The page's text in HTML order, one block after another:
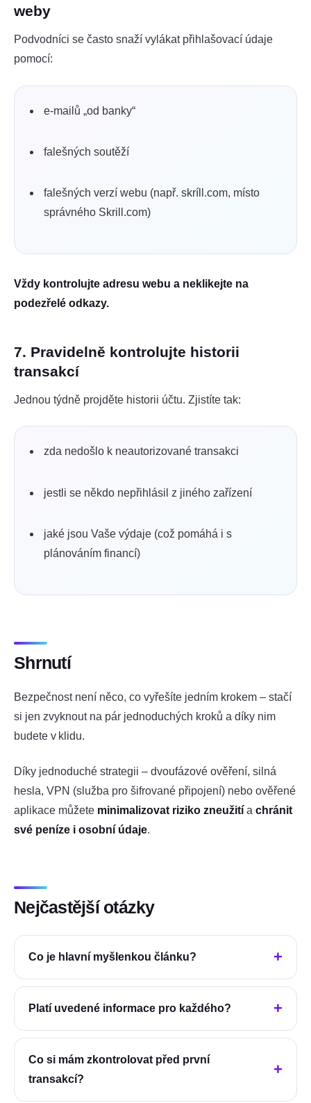
weby
Podvodníci se často snaží vylákat přihlašovací údaje
pomocí:
e-mailů „od banky“
falešných soutěží
falešných verzí webu (např. skríll.com, místo
správného Skrill.com)
Vždy kontrolujte adresu webu a neklikejte na
podezřelé odkazy.
7. Pravidelně kontrolujte historii
transakcí
Jednou týdně projděte historii účtu. Zjistíte tak:
zda nedošlo k neautorizované transakci
jestli se někdo nepřihlásil z jiného zařízení
jaké jsou Vaše výdaje (což pomáhá i s
plánováním financí)
Shrnutí
Bezpečnost není něco, co vyřešíte jedním krokem – stačí
si jen zvyknout na pár jednoduchých kroků a díky nim
budete v klidu.
Díky jednoduché strategii – dvoufázové ověření, silná
hesla, VPN (služba pro šifrované připojení) nebo ověřené
aplikace můžete minimalizovat riziko zneužití a chránit
své peníze i osobní údaje.
Nejčastější otázky
Co je hlavní myšlenkou článku?
Platí uvedené informace pro každého?
Co si mám zkontrolovat před první
transakcí?